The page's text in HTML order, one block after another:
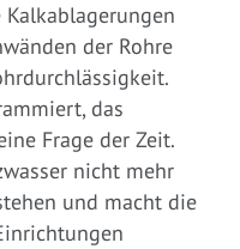
der Rohre
das
Frage der Zeit.
nicht mehr
und macht die